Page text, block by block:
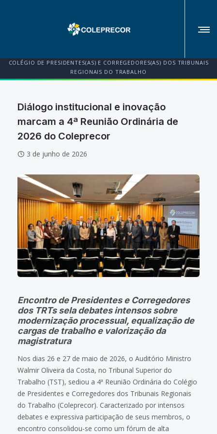
COLÉGIO DE PRESIDENTES(AS) E CORREGEDORES(AS) DOS TRIBUNAIS
REGIONAIS DO TRABALHO
Diálogo institucional e inovação
marcam a 4ª Reunião Ordinária de
2026 do Coleprecor
3 de junho de 2026
Encontro de Presidentes e Corregedores
dos TRTs sela debates intensos sobre
modernização processual, equalização de
cargas de trabalho e valorização da
magistratura
Nos dias 26 e 27 de maio de 2026, o Auditório Ministro
Walmir Oliveira da Costa, no Tribunal Superior do
Trabalho (TST), sediou a 4ª Reunião Ordinária do Colégio
de Presidentes e Corregedores dos Tribunais Regionais
do Trabalho (Coleprecor). Caracterizado por intensos
debates e expressiva participação de seus membros, o
encontro consolidou-se como um fórum de alta